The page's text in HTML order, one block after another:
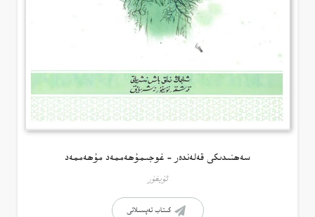
سەھنىدىكى قەلەندەر – غوجىمۇھەممەد مۇھەممەد
ئۇيغۇر
كىتاب تەپسىلاتى